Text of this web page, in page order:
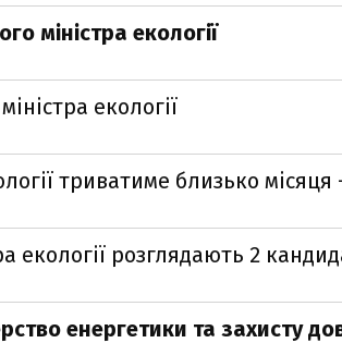
міністра екології
екології
триватиме близько місяця
екології розглядають 2
енергетики та захисту